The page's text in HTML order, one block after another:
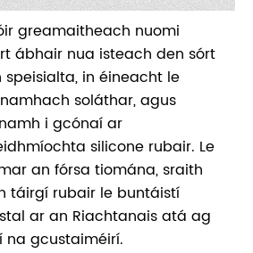
greamaitheach nuomi
ábhair nua isteach den sórt
speisialta, in éineacht le
soláthar, agus
i gcónaí ar
silicone rubair. Le
an fórsa tiomána, sraith
táirgí rubair le buntáistí
ar an Riachtanais atá ag
na gcustaiméirí.